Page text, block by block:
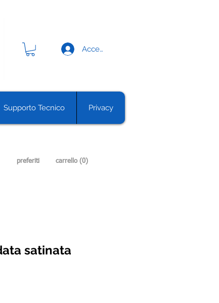
Accedi
Supporto Tecnico Privacy
preferiti carrello (0)
satinata